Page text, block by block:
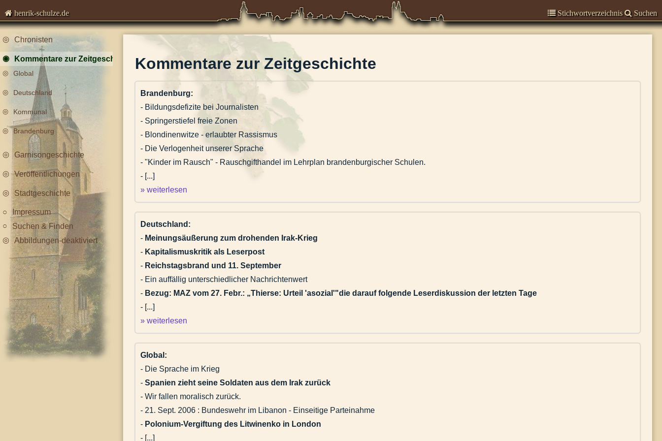
henrik-schulze.de Stichwortverzeichnis Suchen
Chronisten
Kommentare zur Zeitgeschichte
Global
Deutschland
Kommunal
Brandenburg
Garnisongeschichte
Veröffentlichungen
Stadtgeschichte
Impressum
Suchen & Finden
Abbildungen-deaktiviert
Kommentare zur Zeitgeschichte
Brandenburg:
- Bildungsdefizite bei Journalisten
- Springerstiefel freie Zonen
- Blondinenwitze - erlaubter Rassismus
- Die Verlogenheit unserer Sprache
- "Kinder im Rausch" - Rauschgifthandel im Lehrplan brandenburgischer Schulen.
- [...]
» weiterlesen
Deutschland:
- Meinungsäußerung zum drohenden Irak-Krieg
- Kapitalismuskritik als Leserpost
- Reichstagsbrand und 11. September
- Ein auffällig unterschiedlicher Nachrichtenwert
- Bezug: MAZ vom 27. Febr.: „Thierse: Urteil 'asozial'"die darauf folgende Leserdiskussion der letzten Tage
- [...]
» weiterlesen
Global:
- Die Sprache im Krieg
- Spanien zieht seine Soldaten aus dem Irak zurück
- Wir fallen moralisch zurück.
- 21. Sept. 2006 : Bundeswehr im Libanon - Einseitige Parteinahme
- Polonium-Vergiftung des Litwinenko in London
- [...]